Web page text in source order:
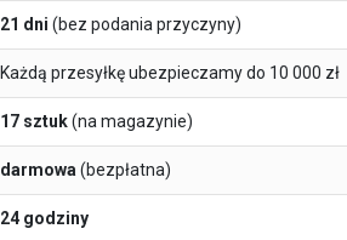
21 dni (bez podania przyczyny)
Każdą przesyłkę ubezpieczamy do 10 000 zł
17 sztuk(na magazynie)
darmowa(bezpłatna)
24 godziny